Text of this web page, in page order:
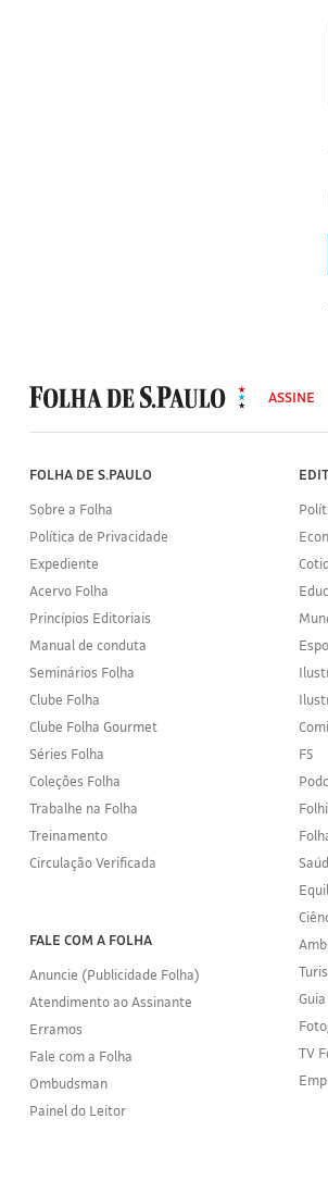
Folha
de
S.Paulo
ASSINE
FOLHA DE S.PAULO
Sobre a Folha
Política de Privacidade
Expediente
Acervo Folha
Princípios Editoriais
Manual de conduta
Seminários Folha
Clube Folha
Clube Folha Gourmet
Séries Folha
Coleções Folha
Trabalhe na Folha
Treinamento
Circulação Verificada
FALE COM A FOLHA
Anuncie (Publicidade Folha)
Atendimento ao Assinante
Erramos
Fale com a Folha
Ombudsman
Painel do Leitor
F5
TV